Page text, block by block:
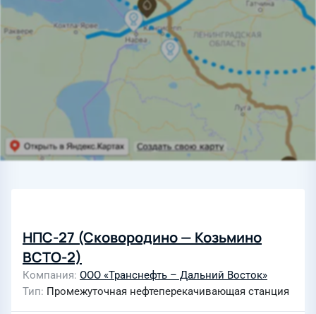
НПС-27 (Сковородино — Козьмино
ВСТО-2)
Компания ООО «Транснефть – Дальний Восток»
Тип Промежуточная нефтеперекачивающая станция